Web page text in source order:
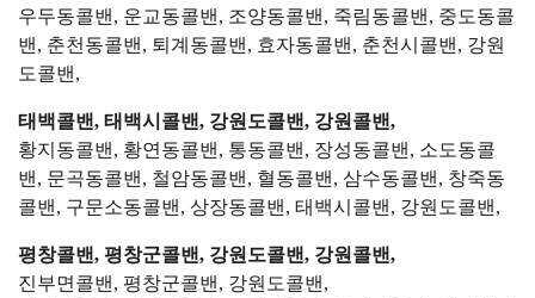
우두동콜밴, 운교동콜밴, 조양동콜밴, 죽림동콜밴, 중도동콜
밴, 춘천동콜밴, 퇴계동콜밴, 효자동콜밴, 춘천시콜밴, 강원
도콜밴,
태백콜밴, 태백시콜밴, 강원도콜밴, 강원콜밴,
황지동콜밴, 황연동콜밴, 통동콜밴, 장성동콜밴, 소도동콜
밴, 문곡동콜밴, 철암동콜밴, 혈동콜밴, 삼수동콜밴, 창죽동
콜밴, 구문소동콜밴, 상장동콜밴, 태백시콜밴, 강원도콜밴,
평창콜밴, 평창군콜밴, 강원도콜밴, 강원콜밴,
진부면콜밴, 평창군콜밴, 강원도콜밴,